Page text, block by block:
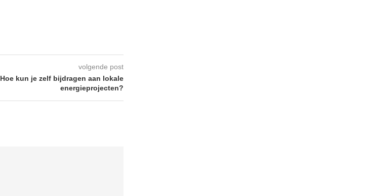
volgende post
Hoe kun je zelf bijdragen aan lokale
energieprojecten?